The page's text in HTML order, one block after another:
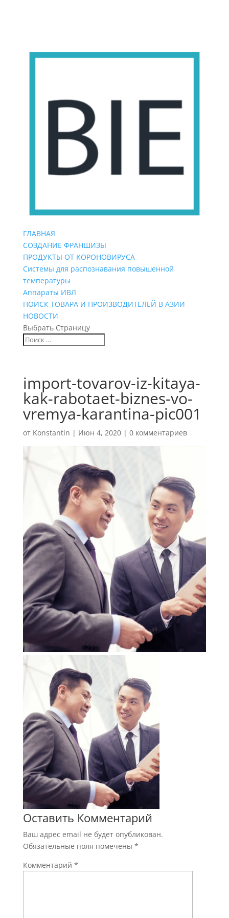
ГЛАВНАЯ
СОЗДАНИЕ ФРАНШИЗЫ
ПРОДУКТЫ ОТ КОРОНОВИРУСА
Системы для распознавания повышенной
температуры
Аппараты ИВЛ
ПОИСК ТОВАРА И ПРОИЗВОДИТЕЛЕЙ В АЗИИ
НОВОСТИ
Выбрать Страницу
import-tovarov-iz-kitaya-
kak-rabotaet-biznes-vo-
vremya-karantina-pic001
от Konstantin | Июн 4, 2020| 0 комментариев
Оставить Комментарий
Ваш адрес email не будет опубликован.
Обязательные поля помечены *
Комментарий *